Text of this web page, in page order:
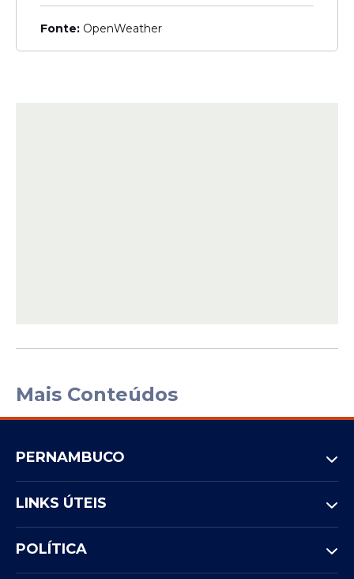
Fonte: OpenWeather
Mais Conteúdos
PERNAMBUCO
LINKS ÚTEIS
POLÍTICA